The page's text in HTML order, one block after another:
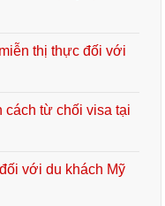
thị thực đối với
cách từ chối visa tại
với du khách Mỹ